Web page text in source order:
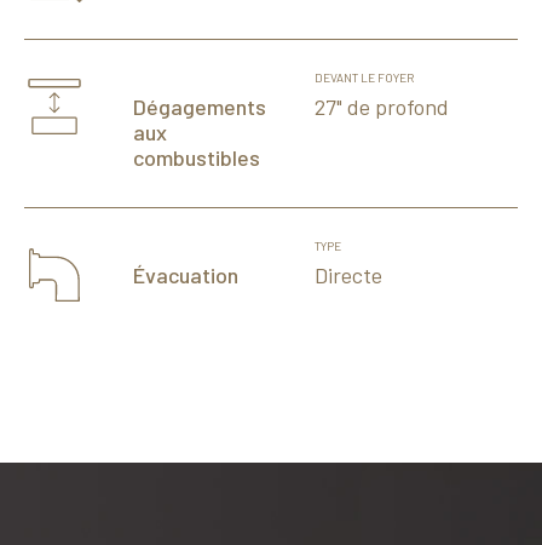
Dégagements
aux
combustibles
DEVANT LE FOYER
27" de profond
Évacuation
TYPE
Directe